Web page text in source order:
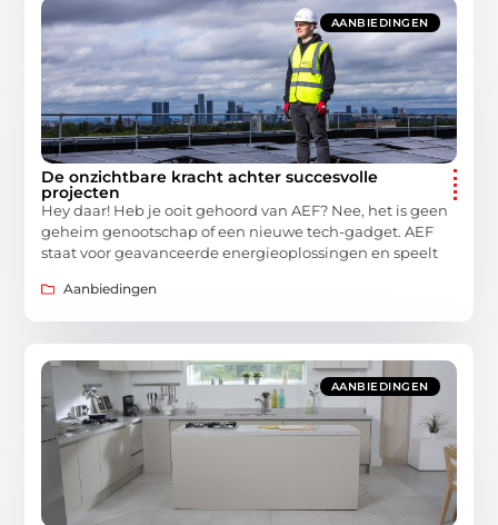
AANBIEDINGEN
De onzichtbare kracht achter succesvolle
projecten
Hey daar! Heb je ooit gehoord van AEF? Nee, het is geen
geheim genootschap of een nieuwe tech-gadget. AEF
staat voor geavanceerde energieoplossingen en speelt
Aanbiedingen
AANBIEDINGEN